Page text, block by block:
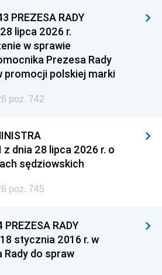
PREZESA RADY
lipca 2026 r.
w sprawie
Prezesa Rady
promocji polskiej marki
poz. 742
z dnia 28 lipca 2026 r. o
sędziowskich
poz. 745
PREZESA RADY
stycznia 2016 r. w
do spraw